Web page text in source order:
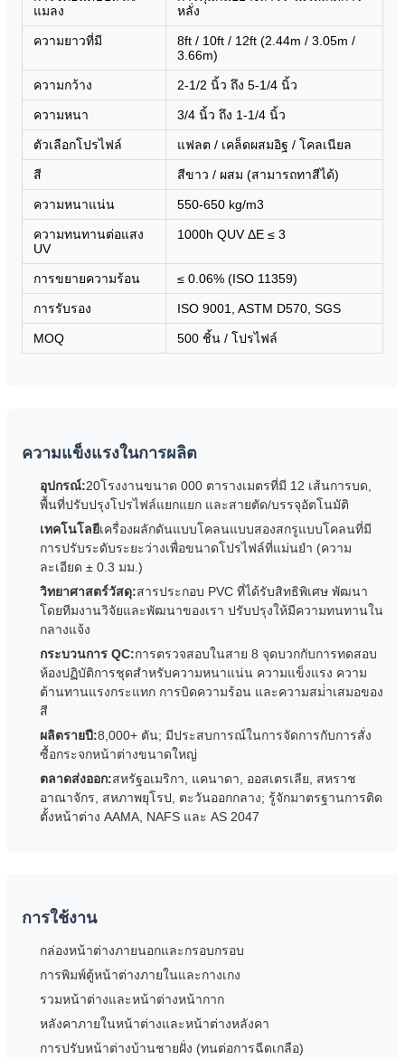
แมลง
หลั่ง
ความยาวที่มี
8ft / 10ft / 12ft (2.44m / 3.05m /
3.66m)
ความกว้าง 2-1/2 นิ้ว ถึง 5-1/4 นิ้ว
ความหนา 3/4 นิ้ว ถึง 1-1/4 นิ้ว
ตัวเลือกโปรไฟล์ แฟลต / เคล็ดผสมอิฐ / โคลเนียล
สี สีขาว / ผสม (สามารถทาสีได้)
ความหนาแน่น 550-650 kg/m3
ความทนทานต่อแสง
UV
1000h QUV ΔE ≤ 3
การขยายความร้อน ≤ 0.06% (ISO 11359)
การรับรอง ISO 9001, ASTM D570, SGS
MOQ 500 ชิ้น / โปรไฟล์
ความแข็งแรงในการผลิต
อุปกรณ์:20โรงงานขนาด 000 ตารางเมตรที่มี 12 เส้นการบด,
พื้นที่ปรับปรุงโปรไฟล์แยกแยก และสายตัด/บรรจุอัตโนมัติ
เทคโนโลยีเครื่องผลักดันแบบโคลนแบบสองสกรูแบบโคลนที่มี
การปรับระดับระยะว่างเพื่อขนาดโปรไฟล์ที่แม่นยํา (ความ
ละเอียด ± 0.3 มม.)
วิทยาศาสตร์วัสดุ:สารประกอบ PVC ที่ได้รับสิทธิพิเศษ พัฒนา
โดยทีมงานวิจัยและพัฒนาของเรา ปรับปรุงให้มีความทนทานใน
กลางแจ้ง
กระบวนการ QC:การตรวจสอบในสาย 8 จุดบวกกับการทดสอบ
ห้องปฏิบัติการชุดสําหรับความหนาแน่น ความแข็งแรง ความ
ต้านทานแรงกระแทก การบิดความร้อน และความสม่ําเสมอของ
สี
ผลิตรายปี:8,000+ ตัน; มีประสบการณ์ในการจัดการกับการสั่ง
ซื้อกระจกหน้าต่างขนาดใหญ่
ตลาดส่งออก:สหรัฐอเมริกา, แคนาดา, ออสเตรเลีย, สหราช
อาณาจักร, สหภาพยุโรป, ตะวันออกกลาง; รู้จักมาตรฐานการติด
ตั้งหน้าต่าง AAMA, NAFS และ AS 2047
การใช้งาน
กล่องหน้าต่างภายนอกและกรอบกรอบ
การพิมพ์ตู้หน้าต่างภายในและกางเกง
รวมหน้าต่างและหน้าต่างหน้ากาก
หลังคาภายในหน้าต่างและหน้าต่างหลังคา
การปรับหน้าต่างบ้านชายฝั่ง (ทนต่อการฉีดเกลือ)